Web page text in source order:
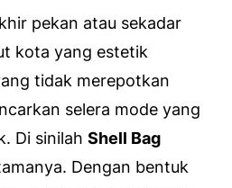
pekan atau sekadar
kota yang estetik
tidak merepotkan
selera mode yang
Di sinilah Shell Bag
Dengan bentuk